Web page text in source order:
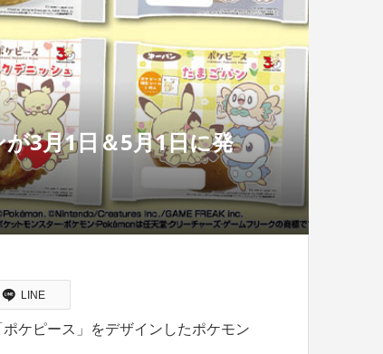
3月1日＆5月1日に発
LINE
ケピース」をデザインしたポケモン